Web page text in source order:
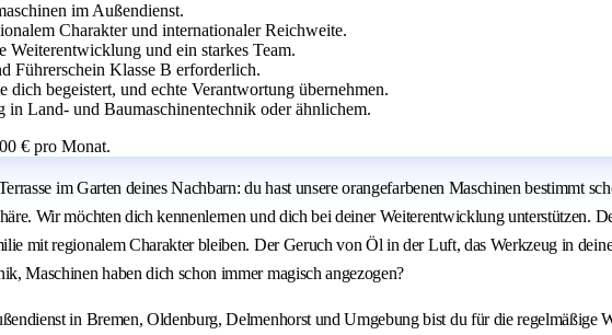
im Außendienst.
Charakter und internationaler Reichweite.
Weiterentwicklung und ein starkes Team.
Führerschein Klasse B erforderlich.
dich begeistert, und echte Verantwortung übernehmen.
in Land- und Baumaschinentechnik oder ähnlichem.
€ pro Monat.
im Garten deines Nachbarn: du hast unsere orangefarbenen Maschinen bestimmt
Wir möchten dich kennenlernen und dich bei deiner Weiterentwicklung
mit regionalem Charakter bleiben. Der Geruch von Öl in der Luft, das Werkzeug in
Maschinen haben dich schon immer magisch angezogen?
in Bremen, Oldenburg, Delmenhorst und Umgebung bist du für die